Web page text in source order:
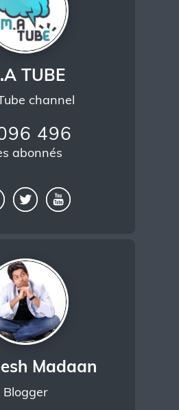
TUBE
channel
496
abonnés
Madaan
Blogger